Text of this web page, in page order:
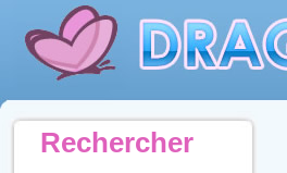
Rechercher